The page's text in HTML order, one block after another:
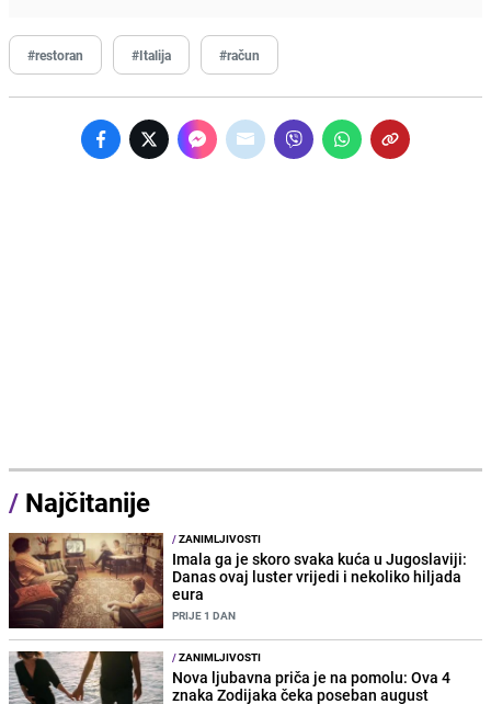
#restoran #Italija #račun
/ Najčitanije
/ZANIMLJIVOSTI
Imala ga je skoro svaka kuća u Jugoslaviji:
Danas ovaj luster vrijedi i nekoliko hiljada
eura
PRIJE 1 DAN
/ZANIMLJIVOSTI
Nova ljubavna priča je na pomolu: Ova 4
znaka Zodijaka čeka poseban august